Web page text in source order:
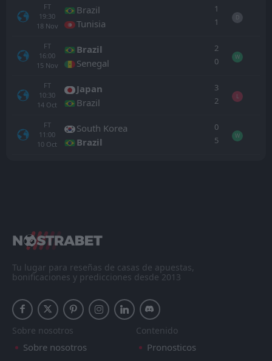
FT
19:30
18 Nov
Brazil
Tunisia
1
1
D
FT
16:00
15 Nov
Brazil
Senegal
2
0
W
FT
10:30
14 Oct
Japan
Brazil
3
2
L
FT
11:00
10 Oct
South Korea
Brazil
0
5
W
FT
09
Jun
Chile
17:45
06Jun
Chile
FT
30Mar
Chile
Tu lugar para reseñas de casas de apuestas,
bonificaciones y predicciones desde 2013
Sobre nosotros
Sobre nosotros
Contenido
Pronosticos